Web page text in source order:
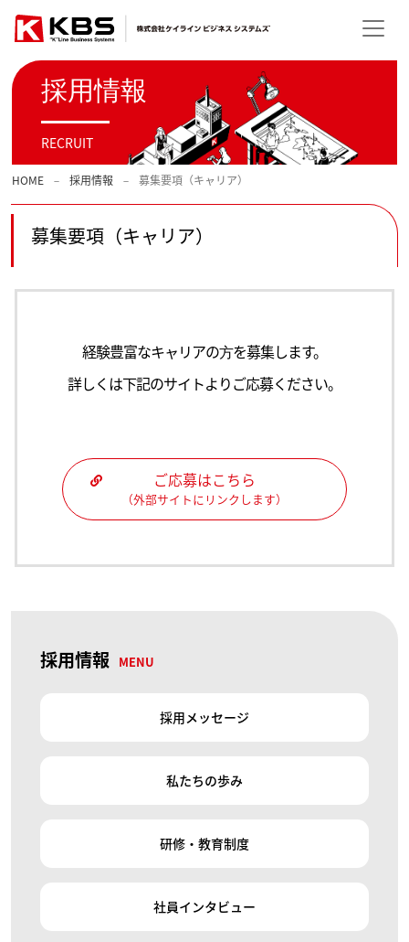
採用情報
RECRUIT
HOME 採用情報 募集要項（キャリア）
募集要項（キャリア）
経験豊富なキャリアの⽅を募集します。
詳しくは下記のサイトよりご応募ください。
ご応募はこちら
（外部サイトにリンクします）
採用情報 MENU
採用メッセージ
私たちの歩み
研修・教育制度
社員インタビュー